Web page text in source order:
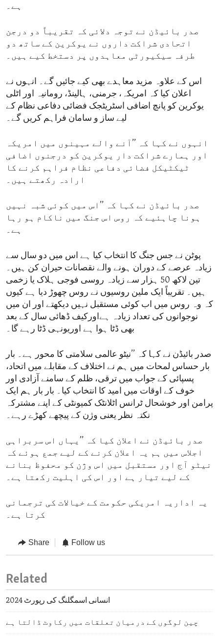
ہے۔
صدر بائیڈن نے توجہ دلائی کہ تقریباً دو درجن
اتحادی شراکت داروں نے یوکرین کے ساتھ دو
طرفہ سیکیورٹی معاہدوں پر دستخط کیے ہیں۔
اس کے علاوہ مزید معاہدے بھی کیے جائیں گے۔ انہوں نے
اعلان کیا کہ امریکہ، جرمنی، ہالینڈ، رومانیہ اور اٹلی
یوکرین کو پانچ اضافی اسٹریٹجک فضائی دفاعی نظام کے
لیے ساز و سامان فراہم کریں گے۔
انہوں نے کہا کہ ’’آنے والے مہینوں میں امریکہ
اور ہمارے شراکت دار یوکرین کو درجنوں اضافی
ٹیکٹیکل فضائی دفاعی نظام فراہم کرنے کا
ارادہ رکھتے ہیں۔
صدر بائیڈن نے کہا کہ ’’اس میں کوئی شبہ نہیں
ہونا چاہئیے کہ روس اس جنگ میں ناکام ہو رہا
ہے۔
پوٹن نے جس جنگ کا انتخاب کیا ہے اس میں دو سال سے
زیادہ عرصے کے دوران ہونے والے نقصانات حیران کن ہیں۔
تین لاکھ 50 ہزار سے زیادہ روسی فوجی ہلاک یا زخمی
ہیں۔ تقریباً ایک ملین روسیوں نے روس چھوڑ دیا ہے کیوں
کہ وہ روس میں اب کوئی مستقبل نہیں دیکھتے اور ان میں
نوجوانوں کی تعداد زیادہ ہےاورکیف ڈھائی سال کے بعد
بھی ڈٹا ہوا ہے اوریونہی ڈٹا رہے گا۔
صدر بائیڈن نے کہا کہ ’’نیٹو عالمی سلامتی کا محور ہے۔ بار
بار حساس لمحات میں ہم نے اختلاف کے مقابلے میں اتحاد،
پسپائی کے جواب میں ترقی، ظلم کے سامنے آزادی اور
خوف کے اوقات میں امید کا انتخاب کیا۔ بار بار ہم ایک
پرامن اور خوشحال ٹرانس اٹلانٹک کمیونٹی کے اپنے مشترکہ
نکتہ نظر یعنی وژن کے پیچھے کھڑے رہے۔
صدر بائیڈن نے اعلان کیا کہ ’’یہاں اس سربراہی
اجلاس میں ہم یہ اعلان کرنے کے لیے جمع ہوئے کہ
نیٹو آج اور مستقبل میں اس وژن کو محفوظ بنانے
کے لیے تیار ہے اور اس کی اہلیت رکھتا ہے۔
یہ اداریہ امریکی حکومت کے خیالات کی ترجمانی
کرتا ہے۔
Share Follow us
Related
انسانی اسمگلنگ کی رپورٹ 2024
چین لوگوں کے درمیان تعلقات میں رکاوٹ ڈالتا ہے